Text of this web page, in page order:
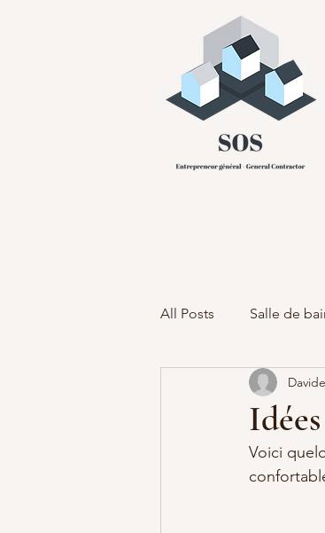
All Posts Salle de
prévention desDavide
Voici